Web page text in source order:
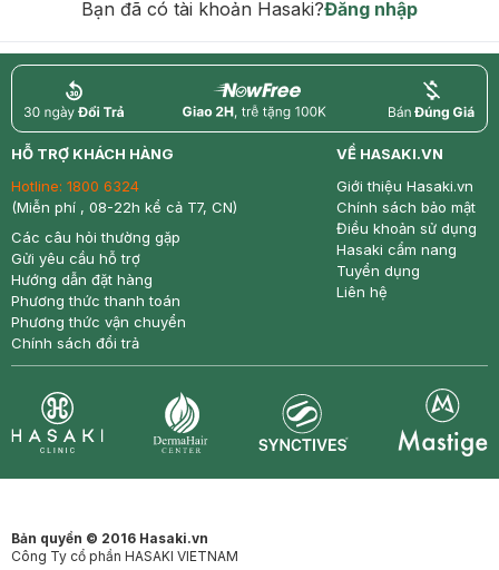
Bạn đã có tài khoản Hasaki?Đăng nhập
return nowfree price
HỖ TRỢ KHÁCH HÀNG
Hotline: 1800 6324
(Miễn phí , 08-22h kể cả T7, CN)
Các câu hỏi thường gặp
Gửi yêu cầu hỗ trợ
Hướng dẫn đặt hàng
Phương thức thanh toán
Phương thức vận chuyển
Chính sách đổi trả
VỀ HASAKI.VN
Giới thiệu Hasaki.vn
Chính sách bảo mật
Điều khoản sử dụng
Hasaki cẩm nang
Tuyển dụng
Liên hệ
Bản quyền © 2016 Hasaki.vn
Công Ty cổ phần HASAKI VIETNAM